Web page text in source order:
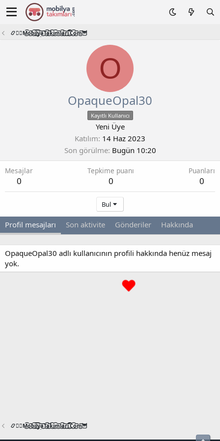
📿🧙‍♂️M͜͡o͜͡b͜͡i͜͡l͜͡y͜͡a͜͡T͜͡a͜͡k͜͡i͜͡m͜͡l͜͡a͜͡r͜͡i͜͡.͜͡C͜͡o͜͡m͜͡🦉
O
OpaqueOpal30
Kayıtlı Kullanıcı
Yeni Üye
Katılım 14 Haz 2023
Son görülme Bugün 10:20
Mesajlar
0
Tepkime puanı
0
Puanları
0
Bul
Profil mesajları Son aktivite Gönderiler Hakkında
OpaqueOpal30 adlı kullanıcının profili hakkında henüz mesaj
yok.
📿🧙‍♂️M͜͡o͜͡b͜͡i͜͡l͜͡y͜͡a͜͡T͜͡a͜͡k͜͡i͜͡m͜͡l͜͡a͜͡r͜͡i͜͡.͜͡C͜͡o͜͡m͜͡🦉